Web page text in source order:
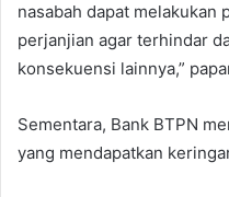
nasabah dapat melakukan
perjanjian agar terhindar
konsekuensi lainnya,”
Sementara, Bank BTPN
yang mendapatkan